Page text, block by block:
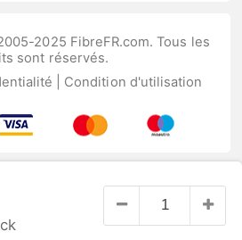
2025 FibreFR.com. Tous les
sont réservés.
Condition d'utilisation